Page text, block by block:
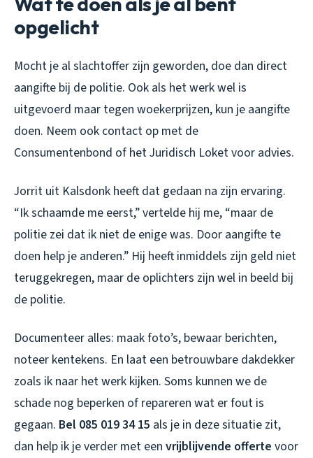
opgelicht
Mocht je al slachtoffer zijn geworden, doe dan direct
aangifte bij de politie. Ook als het werk wel is
uitgevoerd maar tegen woekerprijzen, kun je aangifte
doen. Neem ook contact op met de
Consumentenbond of het Juridisch Loket voor advies.
Jorrit uit Kalsdonk heeft dat gedaan na zijn ervaring.
“Ik schaamde me eerst,” vertelde hij me, “maar de
politie zei dat ik niet de enige was. Door aangifte te
doen help je anderen.” Hij heeft inmiddels zijn geld niet
teruggekregen, maar de oplichters zijn wel in beeld bij
de politie.
Documenteer alles: maak foto’s, bewaar berichten,
noteer kentekens. En laat een betrouwbare dakdekker
zoals ik naar het werk kijken. Soms kunnen we de
schade nog beperken of repareren wat er fout is
gegaan. Bel 085 019 34 15 als je in deze situatie zit,
dan help ik je verder met een vrijblijvende offerte voor